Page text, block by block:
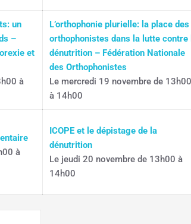
un
–
et
à
L’orthophonie plurielle: la place des
orthophonistes dans la lutte contre
dénutrition – Fédération Nationale
des Orthophonistes
Le mercredi 19 novembre de 13h00
à 14h00
à
ICOPE et le dépistage de la
dénutrition
Le jeudi 20 novembre de 13h00 à
14h00